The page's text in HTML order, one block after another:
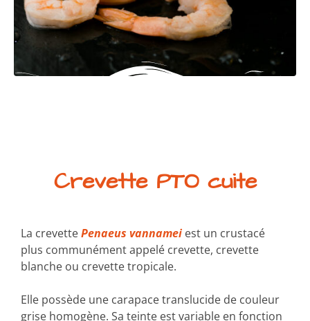
Crevette PTO cuite
La crevettePenaeus vannamei est un crustacé
plus communément appelé crevette, crevette
blanche ou crevette tropicale.
Elle possède une carapace translucide de couleur
grise homogène. Sa teinte est variable en fonction